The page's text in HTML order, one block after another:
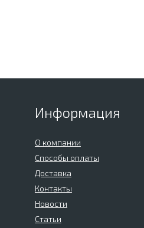
Информация
О компании
Способы оплаты
Доставка
Контакты
Новости
Статьи